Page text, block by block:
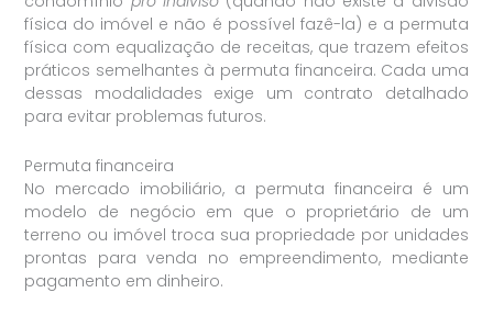
física do imóvel e não é possível fazê-la) e a permuta
física com equalização de receitas, que trazem efeitos
práticos semelhantes à permuta financeira. Cada uma
dessas modalidades exige um contrato detalhado
para evitar problemas futuros.
Permuta financeira
No mercado imobiliário, a permuta financeira é um
modelo de negócio em que o proprietário de um
terreno ou imóvel troca sua propriedade por unidades
prontas para venda no empreendimento, mediante
pagamento em dinheiro.